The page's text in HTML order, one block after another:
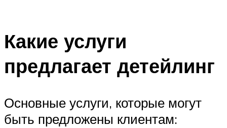
Какие услуги
предлагает детейлинг
Основные услуги, которые могут
быть предложены клиентам: